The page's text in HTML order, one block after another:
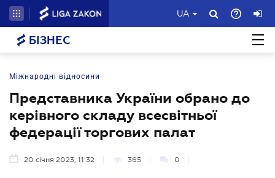
UA
БІЗНЕС
Міжнародні відносини
Представника України обрано до
керівного складу всесвітньої
федерації торгових палат
20 січня 2023, 11:32 365 0